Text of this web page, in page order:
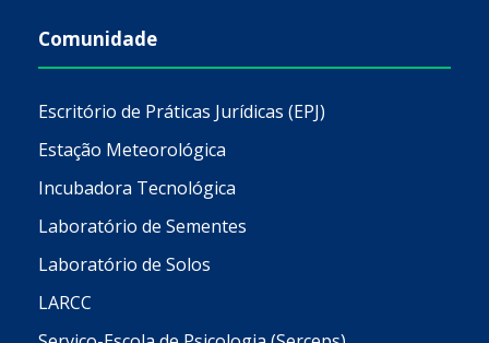
Comunidade
Escritório de Práticas Jurídicas (EPJ)
Estação Meteorológica
Incubadora Tecnológica
Laboratório de Sementes
Laboratório de Solos
LARCC